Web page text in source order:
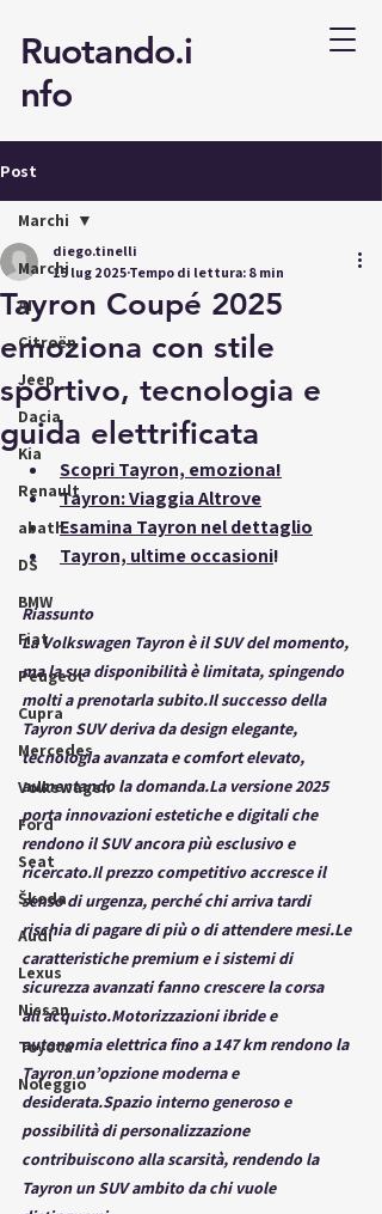
Ruotando.i
nfo
Post
Marchi
AI
Citroën
Jeep
Dacia
Kia
Renault
abath
DS
BMW
Fiat
Peugeot
Cupra
Mercedes
Volkswagen
Ford
Seat
Škoda
Audi
Lexus
Nissan
Toyota
Noleggio
Marchi
Tayron Coupé 2025
emoziona con stile
sportivo, tecnologia e
guida elettrificata
diego.tinelli
15 lug 2025Tempo di lettura: 8 min
Scopri Tayron, emoziona!
Tayron: Viaggia Altrove
Esamina Tayron nel dettaglio
Tayron, ultime occasioni!
Riassunto
La Volkswagen Tayron è il SUV del momento,
ma la sua disponibilità è limitata, spingendo
molti a prenotarla subito.Il successo della
Tayron SUV deriva da design elegante,
tecnologia avanzata e comfort elevato,
aumentando la domanda.La versione 2025
porta innovazioni estetiche e digitali che
rendono il SUV ancora più esclusivo e
ricercato.Il prezzo competitivo accresce il
senso di urgenza, perché chi arriva tardi
rischia di pagare di più o di attendere mesi.Le
caratteristiche premium e i sistemi di
sicurezza avanzati fanno crescere la corsa
all’acquisto.Motorizzazioni ibride e
autonomia elettrica fino a 147 km rendono la
Tayron un’opzione moderna e
desiderata.Spazio interno generoso e
possibilità di personalizzazione
contribuiscono alla scarsità, rendendo la
Tayron un SUV ambito da chi vuole